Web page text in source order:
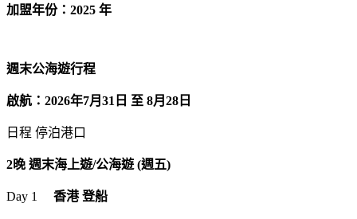
加盟年份：2025 年
週末公海遊行程
啟航：2026年7月31日 至 8月28日
日程 停泊港口
2晚 週末海上遊/公海遊 (週五)
Day 1 香港​ 登船